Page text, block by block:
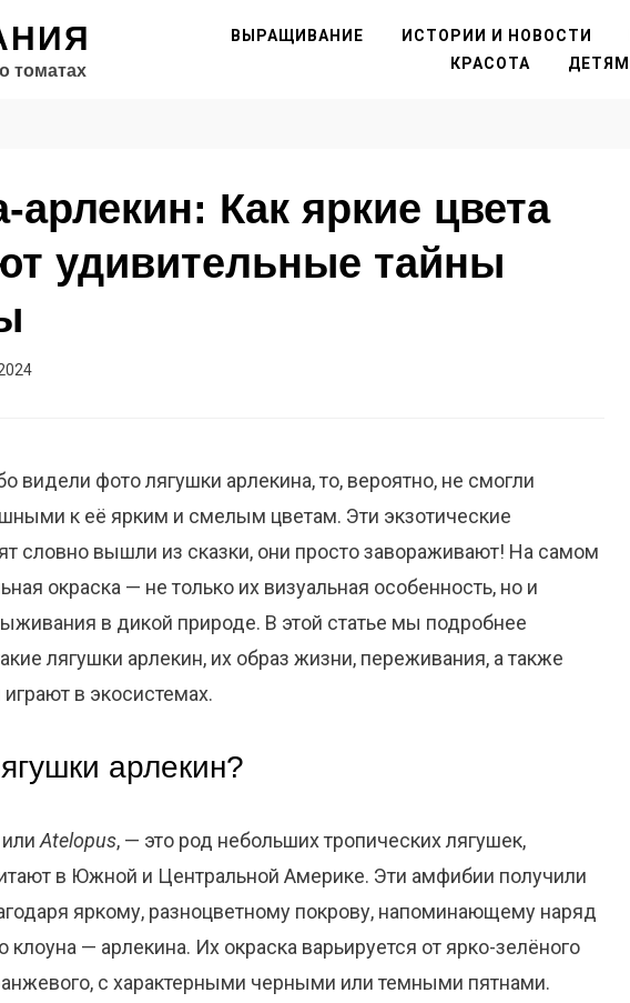
томатах
ВЫРАЩИВАНИЕ ИСТОРИИ И НОВОСТИ
КРАСОТА
ДЕТЯМ
арлекин: Как яркие цвета
удивительные тайны
видели фото лягушки арлекина, то, вероятно, не смогли
к её ярким и смелым цветам. Эти экзотические
словно вышли из сказки, они просто завораживают! На самом
окраска — не только их визуальная особенность, но и
в дикой природе. В этой статье мы подробнее
лягушки арлекин, их образ жизни, переживания, а также
в экосистемах.
арлекин?
Atelopus, — это род небольших тропических лягушек,
в Южной и Центральной Америке. Эти амфибии получили
яркому, разноцветному покрову, напоминающему наряд
клоуна — арлекина. Их окраска варьируется от ярко-зелёного
с характерными черными или темными пятнами.